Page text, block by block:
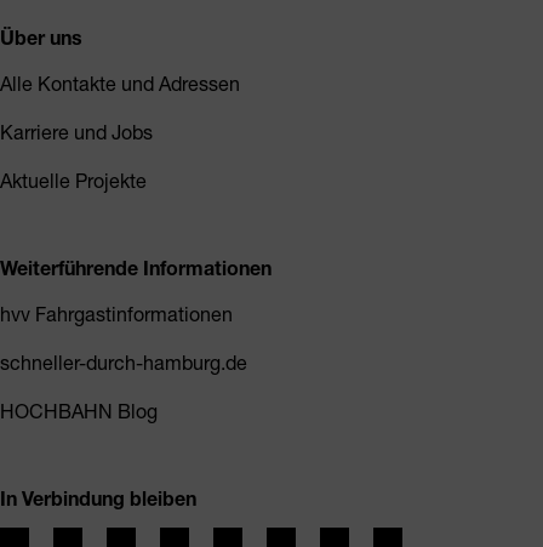
Über uns
Alle Kontakte und Adressen
Karriere und Jobs
Aktuelle Projekte
Weiterführende Informationen
hvv Fahrgastinformationen
schneller-durch-hamburg.de
HOCHBAHN Blog
In Verbindung bleiben